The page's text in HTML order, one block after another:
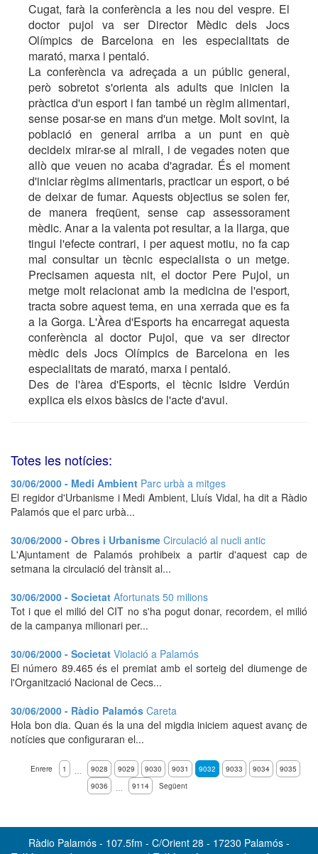
Cugat, farà la conferència a les nou del vespre. El
doctor pujol va ser Director Mèdic dels Jocs
Olímpics de Barcelona en les especialitats de
marató, marxa i pentaló.
La conferència va adreçada a un públic general,
però sobretot s'orienta als adults que inicien la
pràctica d'un esport i fan també un règim alimentari,
sense posar-se en mans d'un metge. Molt sovint, la
població en general arriba a un punt en què
decideix mirar-se al mirall, i de vegades noten que
allò que veuen no acaba d'agradar. És el moment
d'iniciar règims alimentaris, practicar un esport, o bé
de deixar de fumar. Aquests objectius se solen fer,
de manera freqüent, sense cap assessorament
mèdic. Anar a la valenta pot resultar, a la llarga, que
tingui l'efecte contrari, i per aquest motiu, no fa cap
mal consultar un tècnic especialista o un metge.
Precisamen aquesta nit, el doctor Pere Pujol, un
metge molt relacionat amb la medicina de l'esport,
tracta sobre aquest tema, en una xerrada que es fa
a la Gorga. L'Àrea d'Esports ha encarregat aquesta
conferència al doctor Pujol, que va ser director
mèdic dels Jocs Olímpics de Barcelona en les
especialitats de marató, marxa i pentaló.
Des de l'àrea d'Esports, el tècnic Isidre Verdún
explica els eixos bàsics de l'acte d'avui.
Totes les notícies:
30/06/2000 - Medi Ambient Parc urbà a mitges
El regidor d'Urbanisme i Medi Ambient, Lluís Vidal, ha dit a Ràdio
Palamós que el parc urbà...
30/06/2000 - Obres i Urbanisme Circulació al nucli antic
L'Ajuntament de Palamós prohibeix a partir d'aquest cap de
setmana la circulació del trànsit al...
30/06/2000 - Societat Afortunats 50 milions
Tot i que el milió del CIT no s'ha pogut donar, recordem, el milió
de la campanya milionari per...
30/06/2000 - Societat Violació a Palamós
El número 89.465 és el premiat amb el sorteig del diumenge de
l'Organització Nacional de Cecs...
30/06/2000 - Ràdio Palamós Careta
Hola bon dia. Quan és la una del migdia iniciem aquest avanç de
notícies que configuraran el...
Enrere 1 … 9028 9029 9030 9031 9032 9033 9034
9035
9036
… 9114 Següent
Ràdio Palamós - 107.5fm - C/Orient 28 - 17230 Palamós -